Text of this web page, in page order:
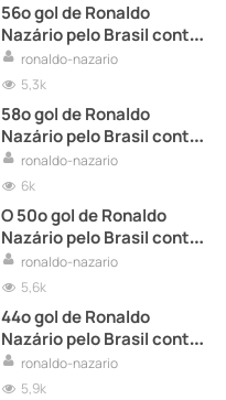
56º gol de Ronaldo
Nazário pelo Brasil contra
a Argentina
ronaldo-nazario
5,3k
58º gol de Ronaldo
Nazário pelo Brasil contra
a Venezuela
ronaldo-nazario
6k
O 50º gol de Ronaldo
Nazário pelo Brasil contra
o Uruguai
ronaldo-nazario
5,6k
44º gol de Ronaldo
Nazário pelo Brasil contra
a Turquia
ronaldo-nazario
5,9k